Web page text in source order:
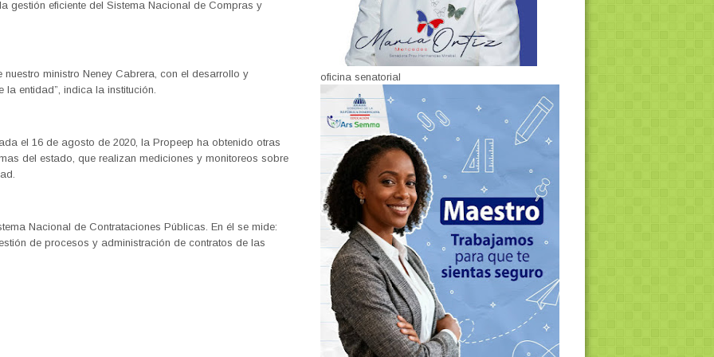
gestión eficiente del Sistema Nacional de Compras y
ministro Neney Cabrera, con el desarrollo y
entidad”, indica la institución.
el 16 de agosto de 2020, la Propeep ha obtenido otras
del estado, que realizan mediciones y monitoreos sobre
Nacional de Contrataciones Públicas. En él se mide:
de procesos y administración de contratos de las
oficina senatorial